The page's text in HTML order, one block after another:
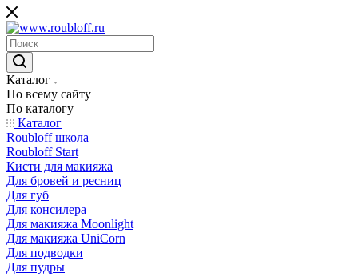
Каталог
По всему сайту
По каталогу
Каталог
Roubloff школа
Roubloff Start
Кисти для макияжа
Для бровей и ресниц
Для губ
Для консилера
Для макияжа Moonlight
Для макияжа UniCorn
Для подводки
Для пудры